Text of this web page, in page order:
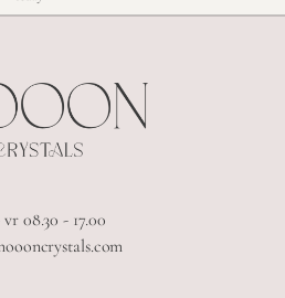
08.30 - 17.00